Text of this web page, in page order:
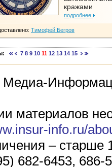
кражами
подробнее
Тимофей Бегров
7 8 9 10 11 12 13 14 15
материалов
info.ru/
– старше
682-6453, 686-